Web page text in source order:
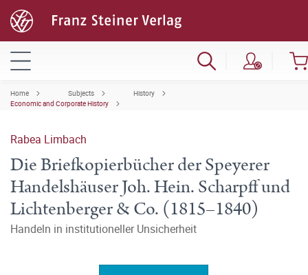
Home Subjects
History
Economic and Corporate History
Rabea Limbach
Die Briefkopierbücher der Speyerer
Handelshäuser Joh. Hein. Scharpff und
Lichtenberger & Co. (1815–1840)
Handeln in institutioneller Unsicherheit